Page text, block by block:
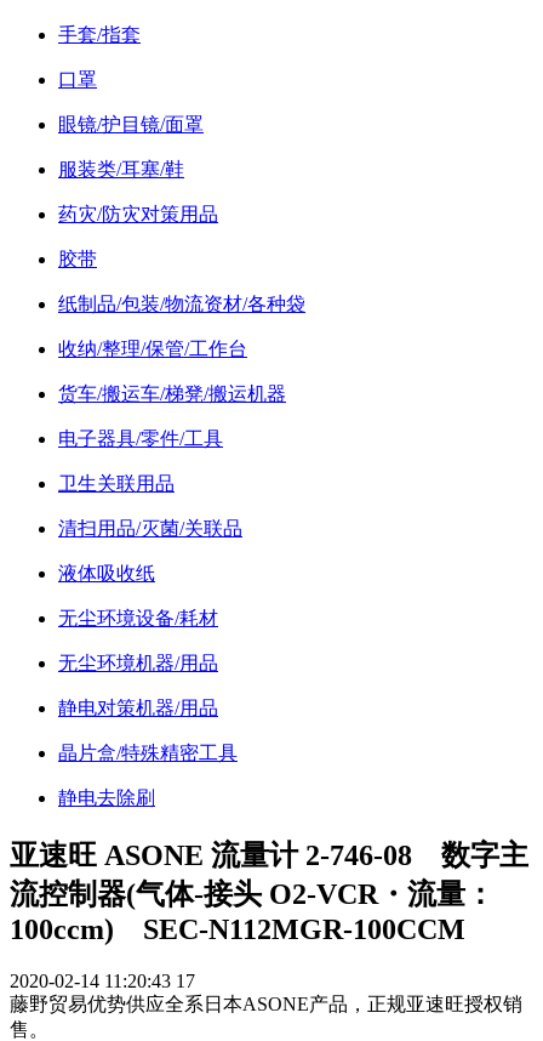
手套/指套
口罩
眼镜/护目镜/面罩
服装类/耳塞/鞋
药灾/防灾对策用品
胶带
纸制品/包装/物流资材/各种袋
收纳/整理/保管/工作台
货车/搬运车/梯凳/搬运机器
电子器具/零件/工具
卫生关联用品
清扫用品/灭菌/关联品
液体吸收纸
无尘环境设备/耗材
无尘环境机器/用品
静电对策机器/用品
晶片盒/特殊精密工具
静电去除刷
亚速旺 ASONE 流量计 2-746-08 数字主
流控制器(气体-接头 O2-VCR・流量：
100ccm) SEC-N112MGR-100CCM
2020-02-14 11:20:43 17
藤野贸易优势供应全系日本ASONE产品，正规亚速旺授权销
售。